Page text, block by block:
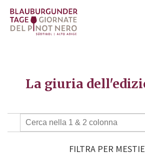
La giuria
FILTRA PER